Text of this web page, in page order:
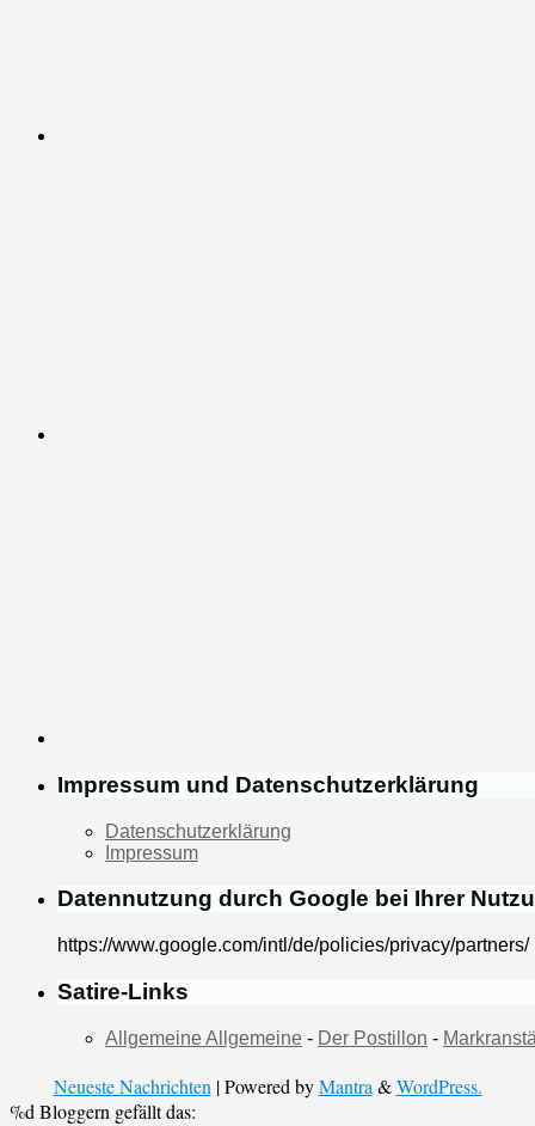
Impressum und Datenschutzerklärung
Datenschutzerklärung
Impressum
Datennutzung durch Google bei Ihrer
https://www.google.com/intl/de/policies/privacy/partners/
Satire-Links
Allgemeine Allgemeine - Der Postillon -
Neueste Nachrichten | Powered byMantra &WordPress.
%d Bloggern gefällt das: